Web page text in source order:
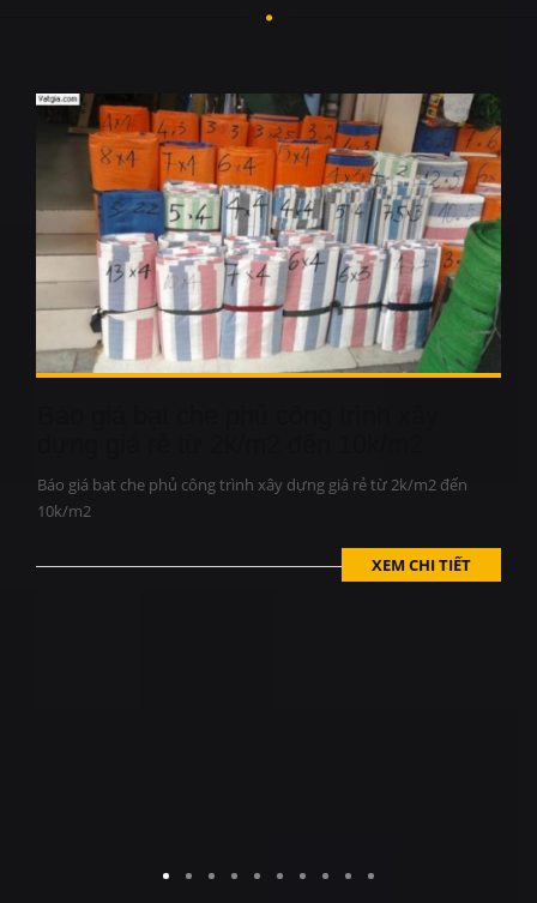
Báo giá bạt che phủ công trình xây dựng giá rẻ từ 2k/m2 đến
10k/m2
XEM CHI TIẾT